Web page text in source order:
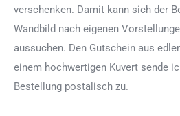
verschenken. Damit kann sich der
Wandbild nach eigenen
aussuchen. Den Gutschein aus
einem hochwertigen Kuvert sende
Bestellung postalisch zu.